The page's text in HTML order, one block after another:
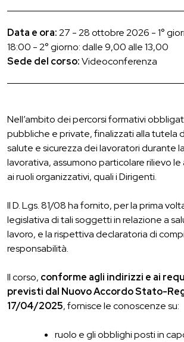
Data e ora:27 - 28 ottobre 2026 - 1°
18:00 - 2° giorno: dalle 9,00 alle 13,00
Sede del corso:Videoconferenza
Nell’ambito dei percorsi formativi
pubbliche e private, finalizzati alla tutela
salute e sicurezza dei lavoratori durante
lavorativa, assumono particolare rilievo
ai ruoli organizzativi, quali i Dirigenti.
Il D. Lgs. 81/08 ha fornito, per la prima
legislativa di tali soggetti in relazione a
lavoro, e la rispettiva declaratoria di
responsabilità.
Il corso, conforme agli indirizzi e ai
previsti dal Nuovo Accordo Stato-
17/04/2025, fornisce le conoscenze su:
ruolo e gli obblighi posti in